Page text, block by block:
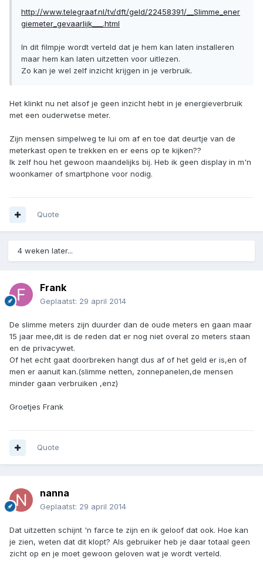
http://www.telegraaf.nl/tv/dft/geld/22458391/__Slimme_ener
giemeter_gevaarlijk___.html
In dit filmpje wordt verteld dat je hem kan laten installeren
maar hem kan laten uitzetten voor uitlezen.
Zo kan je wel zelf inzicht krijgen in je verbruik.
Het klinkt nu net alsof je geen inzicht hebt in je energieverbruik
met een ouderwetse meter.
Zijn mensen simpelweg te lui om af en toe dat deurtje van de
meterkast open te trekken en er eens op te kijken??
Ik zelf hou het gewoon maandelijks bij. Heb ik geen display in m'n
woonkamer of smartphone voor nodig.
Quote
4 weken later...
Frank
Geplaatst: 29 april 2014
De slimme meters zijn duurder dan de oude meters en gaan maar
15 jaar mee,dit is de reden dat er nog niet overal zo meters staan
en de privacywet.
Of het echt gaat doorbreken hangt dus af of het geld er is,en of
men er aanuit kan.(slimme netten, zonnepanelen,de mensen
minder gaan verbruiken ,enz)
Groetjes Frank
Quote
nanna
Geplaatst: 29 april 2014
Dat uitzetten schijnt 'n farce te zijn en ik geloof dat ook. Hoe kan
je zien, weten dat dit klopt? Als gebruiker heb je daar totaal geen
zicht op en je moet gewoon geloven wat je wordt verteld.